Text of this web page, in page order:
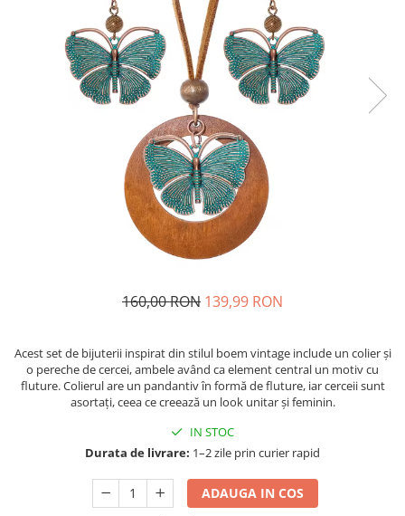
160,00 RON 139,99 RON
Acest set de bijuterii inspirat din stilul boem vintage include un colier și
o pereche de cercei, ambele având ca element central un motiv cu
fluture. Colierul are un pandantiv în formă de fluture, iar cerceii sunt
asortați, ceea ce creează un look unitar și feminin.
IN STOC
Durata de livrare: 1–2 zile prin curier rapid
ADAUGA IN COS